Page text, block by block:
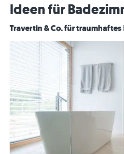
Ideen für
Travertin & Co. für traumhaftes